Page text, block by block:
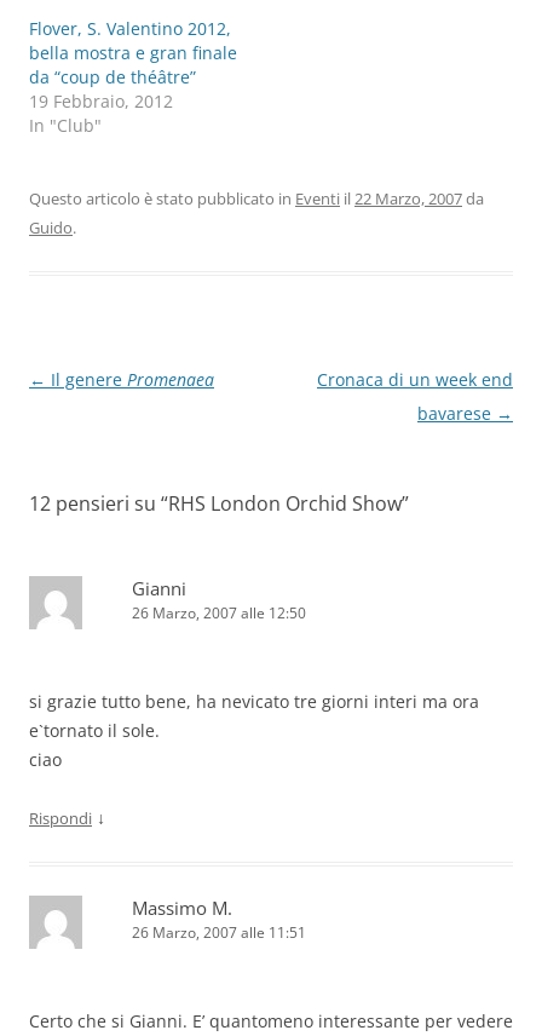
Flover, S. Valentino 2012,
bella mostra e gran finale
da “coup de théâtre”
19 Febbraio, 2012
In "Club"
Questo articolo è stato pubblicato in Eventi il 22 Marzo, 2007da
Guido.
Navigazione
← Il genere Promenaea
Cronaca di un week end
bavarese →
12 pensieri su “RHS London Orchid Show”
Gianni
26 Marzo, 2007 alle 12:50
si grazie tutto bene, ha nevicato tre giorni interi ma ora
e`tornato il sole.
ciao
Rispondi ↓
Massimo M.
26 Marzo, 2007 alle 11:51
Certo che si Gianni. E’ quantomeno interessante per vedere